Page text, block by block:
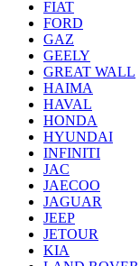
FIAT
FORD
GAZ
GEELY
GREAT WALL
HAIMA
HAVAL
HONDA
HYUNDAI
INFINITI
JAC
JAECOO
JAGUAR
JEEP
JETOUR
KIA